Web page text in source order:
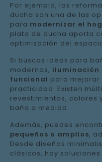
Por ejemplo, las
ducha son una de las
para modernizar el
plato de ducha aporta
optimización del
Si buscas ideas para
modernos, iluminación
funcional para mejorar
practicidad. Existen
revestimientos, colores
baño a medida.
Además, puedes
pequeños o amplios,
Desde diseños
clásicos, hay